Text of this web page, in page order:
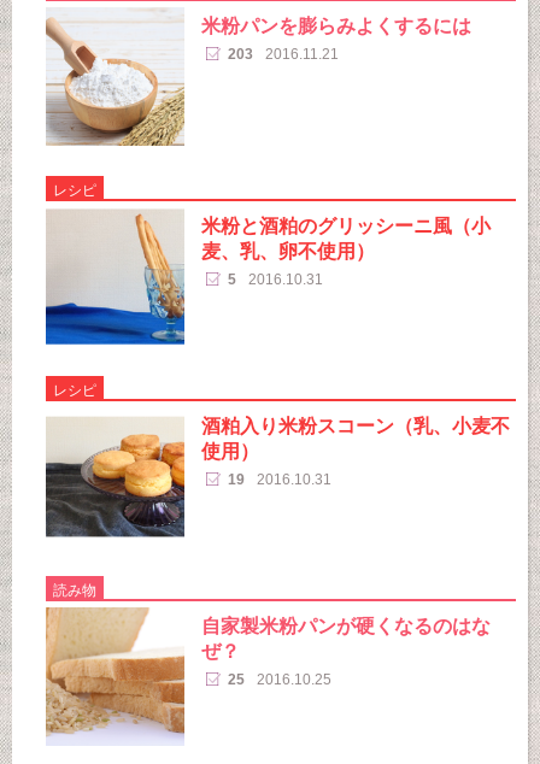
米粉パンを膨らみよくするには
203 2016.11.21
レシピ
米粉と酒粕のグリッシーニ風（小
麦、乳、卵不使用）
5 2016.10.31
レシピ
酒粕入り米粉スコーン（乳、小麦不
使用）
19 2016.10.31
読み物
自家製米粉パンが硬くなるのはな
ぜ？
25 2016.10.25